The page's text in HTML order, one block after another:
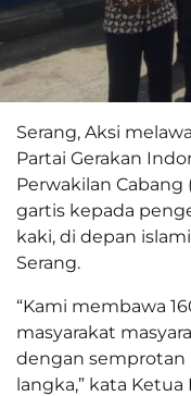
Serang, Aksi
Partai Gerakan
Perwakilan
gartis kepada
kaki, di depan
Serang.
“Kami membawa
masyarakat
dengan semprotan
langka,” kata Ketua